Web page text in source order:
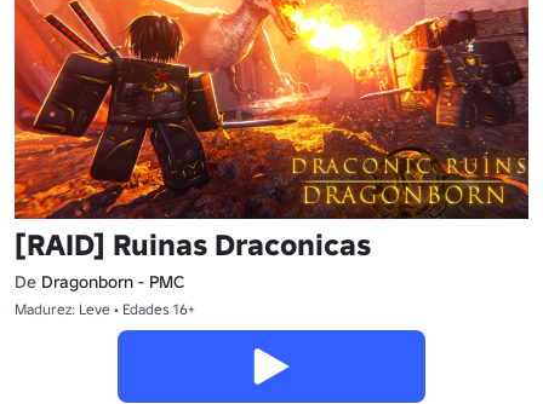
[RAID] Ruinas Draconicas
De Dragonborn - PMC
Madurez: Leve • Edades 16+